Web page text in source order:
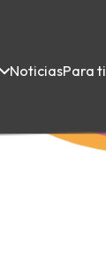
NoticiasPara ti